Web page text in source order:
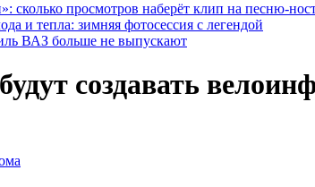
сколько просмотров наберёт клип на песню-
и тепла: зимняя фотосессия с легендой
ВАЗ больше не выпускают
создавать